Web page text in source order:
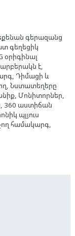
գերազանց
գեղեցիկ
օրիգինալ
է,
Դիմացի և
Նստատեղերը
Մոնիտորներ,
360 աստիճան
պլյուս
համակարգ,